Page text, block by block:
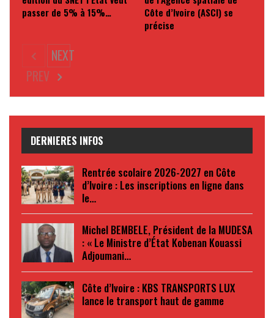
passer de 5% à 15%…
Côte d’Ivoire (ASCI) se
précise
PREV
NEXT
DERNIERES INFOS
Rentrée scolaire 2026-2027 en Côte
d’Ivoire : Les inscriptions en ligne dans
le…
Michel BEMBELE, Président de la MUDESA
: « Le Ministre d’État Kobenan Kouassi
Adjoumani…
Côte d’Ivoire : KBS TRANSPORTS LUX
lance le transport haut de gamme